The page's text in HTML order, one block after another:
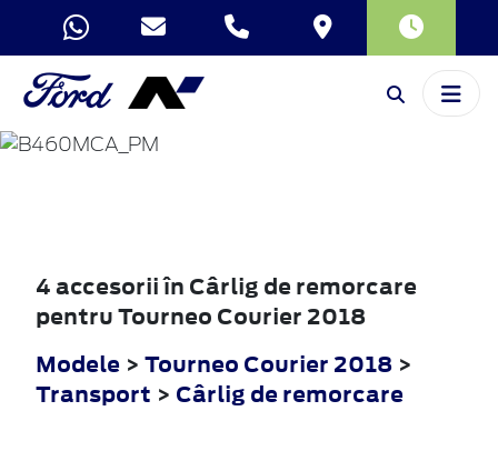
TOURNEO
COURIER
4 accesorii în Cârlig de remorcare
pentru Tourneo Courier 2018
Modele > Tourneo Courier 2018 >
Transport > Cârlig de remorcare